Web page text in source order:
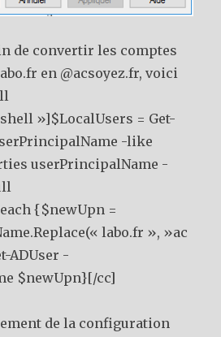
de convertir les comptes
en @acsoyez.fr, voici
»]$LocalUsers = Get-
-like
userPrincipalName -
{$newUpn =
labo.fr », »ac
ADUser -
$newUpn}[/cc]
de la configuration